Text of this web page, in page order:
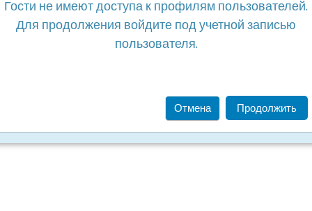
Гости не имеют доступа к профилям пользователей.
Для продолжения войдите под учетной записью
пользователя.
Отмена Продолжить